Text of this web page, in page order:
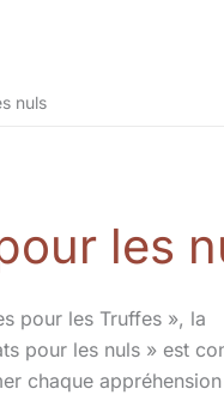
nuls
les
pour les Truffes », la
pour les nuls » est
chaque